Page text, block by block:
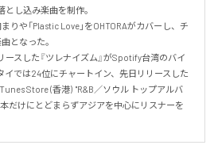
し込み楽曲を制作。
りや「Plastic Love」をOHTORAがカバーし、チ
となった。
ースした『ツレナイズム』がSpotify台湾のバイ
イでは24位にチャートイン、先日リリースした
Store (香港)  "R&B／ソウル トップアルバ
だけにとどまらずアジアを中心にリスナーを